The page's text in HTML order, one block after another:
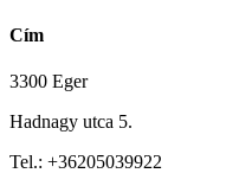
Cím
3300 Eger
Hadnagy utca 5.
Tel.: +36205039922